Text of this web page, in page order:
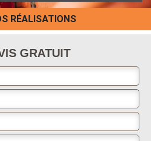
RÉALISATIONS
GRATUIT